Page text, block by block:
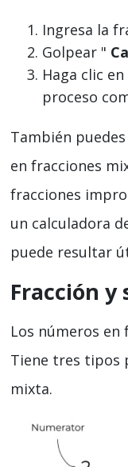
Ingresa la
Golpear "
Haga clic en
proceso
También
en fracciones
fracciones
un calculadora
puede resultar
Fracción y
Los números
Tiene tres tipos
mixta.